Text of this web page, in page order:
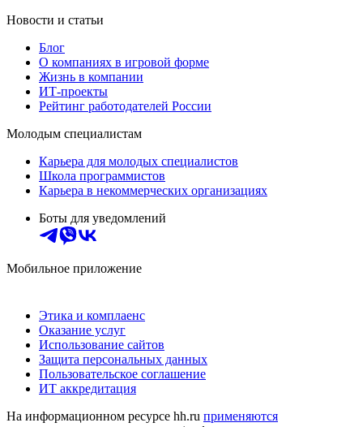
Новости и статьи
Блог
О компаниях в игровой форме
Жизнь в компании
ИТ-проекты
Рейтинг работодателей России
Молодым специалистам
Карьера для молодых специалистов
Школа программистов
Карьера в некоммерческих организациях
Боты для уведомлений
Мобильное приложение
Этика и комплаенс
Оказание услуг
Использование сайтов
Защита персональных данных
Пользовательское соглашение
ИТ аккредитация
На информационном ресурсе hh.ru применяются